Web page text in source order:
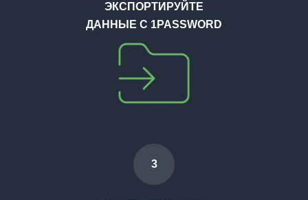
ЭКСПОРТИРУЙТЕ
ДАННЫЕ С 1PASSWORD
3